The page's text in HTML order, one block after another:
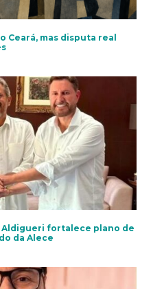
Ceará, mas disputa real
Aldigueri fortalece plano de
da Alece